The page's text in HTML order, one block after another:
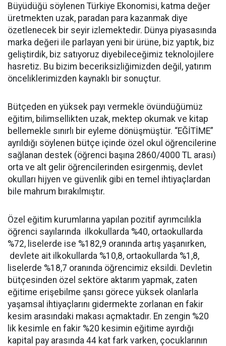
Büyüdüğü söylenen Türkiye Ekonomisi, katma değer
üretmekten uzak, paradan para kazanmak diye
özetlenecek bir seyir izlemektedir. Dünya piyasasında
marka değeri ile parlayan yeni bir ürüne, biz yaptık, biz
geliştirdik, biz satıyoruz diyebileceğimiz teknolojilere
hasretiz. Bu bizim beceriksizliğimizden değil, yatırım
önceliklerimizden kaynaklı bir sonuçtur.
Bütçeden en yüksek payı vermekle övündüğümüz
eğitim, bilimsellikten uzak, mektep okumak ve kitap
bellemekle sınırlı bir eyleme dönüşmüştür. “EĞİTİME”
ayrıldığı söylenen bütçe içinde özel okul öğrencilerine
sağlanan destek (öğrenci başına 2860/4000 TL arası)
orta ve alt gelir öğrencilerinden esirgenmiş, devlet
okulları hijyen ve güvenlik gibi en temel ihtiyaçlardan
bile mahrum bırakılmıştır.
Özel eğitim kurumlarına yapılan pozitif ayrımcılıkla
öğrenci sayılarında ilkokullarda %40, ortaokullarda
%72, liselerde ise %182,9 oranında artış yaşanırken,
devlete ait ilkokullarda %10,8, ortaokullarda %1,8,
liselerde %18,7 oranında öğrencimiz eksildi. Devletin
bütçesinden özel sektöre aktarım yapmak, zaten
eğitime erişebilme şansı görece yüksek olanlarla
yaşamsal ihtiyaçlarını gidermekte zorlanan en fakir
kesim arasındaki makası açmaktadır. En zengin %20
lik kesimle en fakir %20 kesimin eğitime ayırdığı
kapital pay arasında 44 kat fark varken, çocuklarının